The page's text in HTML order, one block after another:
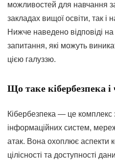
можливостей для навчання
закладах вищої освіти, так і
Нижче наведено відповіді
запитання, які можуть
цією галуззю.
Що таке кібербезпека
Кібербезпека — це комплекс
інформаційних систем,
атак. Вона охоплює аспекти
цілісності та доступності